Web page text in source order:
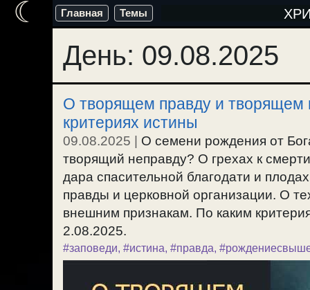
Перейти
содержимому
Главная Темы
День: 09.08.2025
О творящем правду и
критериях истины
09.08.2025
О семени рождения от
творящий неправду? О грехах к
дара спасительной благодати и
правды и церковной организации. О
внешним признакам. По каким
2.08.2025.
#заповеди, #истина, #правда,
☾